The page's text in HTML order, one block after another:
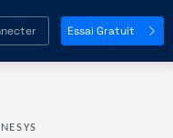
Essai Gratuit